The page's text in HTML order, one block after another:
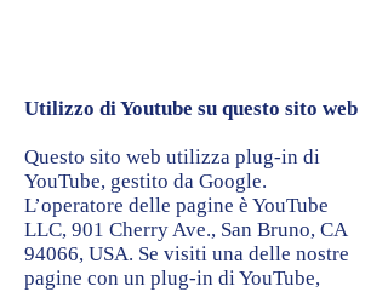
Utilizzo di Youtube su questo sito web
Questo sito web utilizza plug-in di
YouTube, gestito da Google.
L’operatore delle pagine è YouTube
LLC, 901 Cherry Ave., San Bruno, CA
94066, USA. Se visiti una delle nostre
pagine con un plug-in di YouTube,